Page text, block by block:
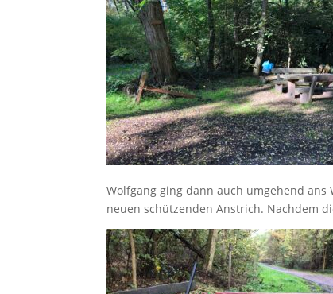
Wolfgang ging dann auch umgehend
neuen schützenden Anstrich. Nachdem